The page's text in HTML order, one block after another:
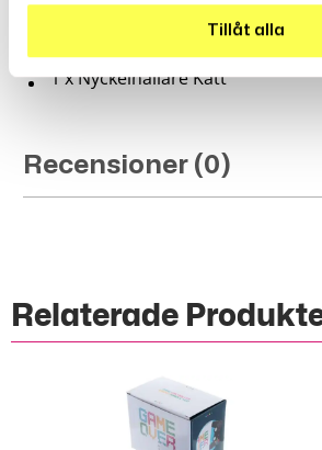
använt deras tjänster.
Tillåt alla
1 x Nyckelhållare Katt
Recensioner (0)
Relaterade